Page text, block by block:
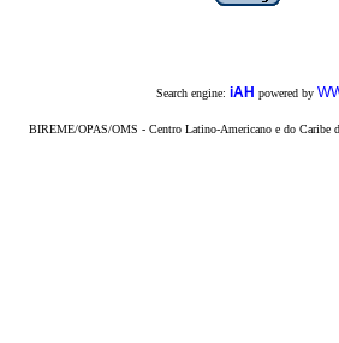
Search engine: iAH powered by
BIREME/OPAS/OMS - Centro Latino-Americano e do Caribe